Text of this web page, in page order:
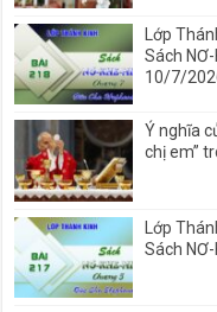
Lớp
Sách NƠ-
10/7/
Ý nghĩa
chị em”
Lớp
Sách